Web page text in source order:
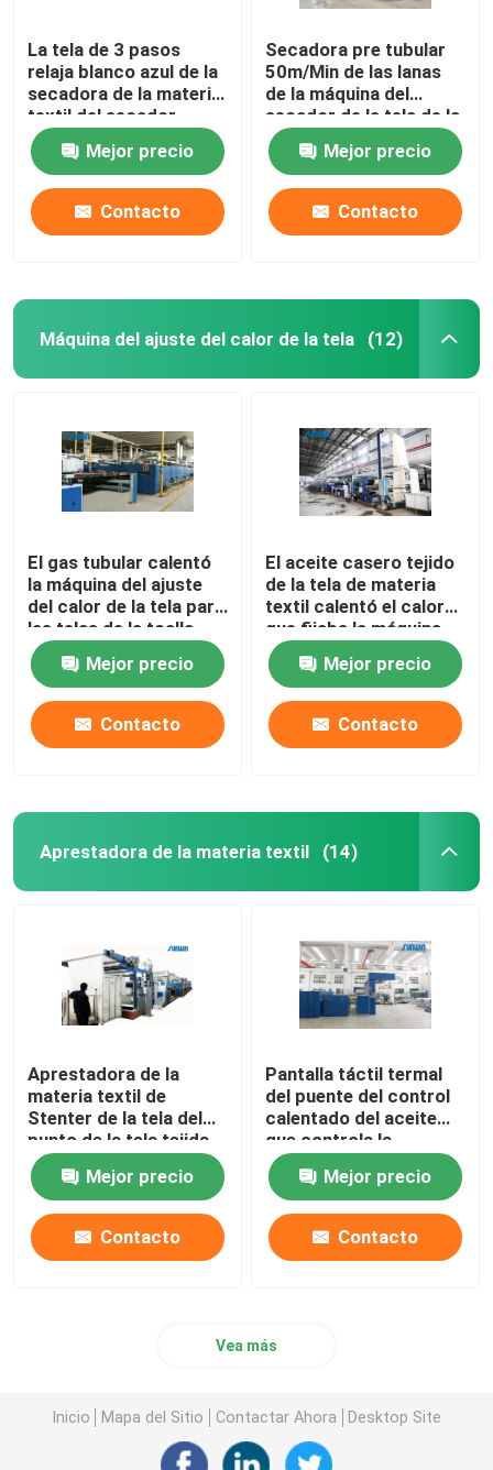
La tela de 3 pasos
relaja blanco azul de la
secadora de la materia
textil del secador
Mejor precio
Contacto
Secadora pre tubular
50m/Min de las lanas
de la máquina del
secador de la tela de la
calefacción de gas
Mejor precio
Contacto
Máquina del ajuste del calor de la tela (12)
El gas tubular calentó
la máquina del ajuste
del calor de la tela para
las telas de la toalla
2200m m
Mejor precio
Contacto
El aceite casero tejido
de la tela de materia
textil calentó el calor
que fijaba la máquina
de acabado de Stenter
Mejor precio
Contacto
Aprestadora de la materia textil (14)
Aprestadora de la
materia textil de
Stenter de la tela del
punto de la tela tejida
que teñe acabando
1800m mMejor precio
Contacto
Pantalla táctil termal
del puente del control
calentado del aceite
que controla la
aprestadora de
StenterMejor precio
Contacto
Vea más
Inicio Mapa del Sitio Contactar Ahora Desktop Site